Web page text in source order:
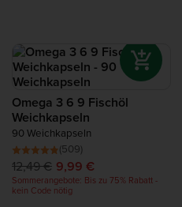
Omega 3 6 9 Fischöl
Weichkapseln
90 Weichkapseln
(509)
12,49 € 9,99 €
Sommerangebote: Bis zu 75% Rabatt -
kein Code nötig